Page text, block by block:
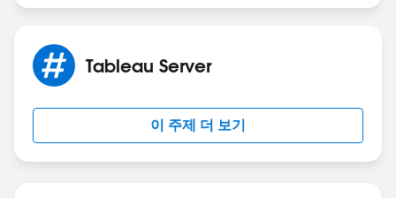
Tableau Server
이 주제 더 보기